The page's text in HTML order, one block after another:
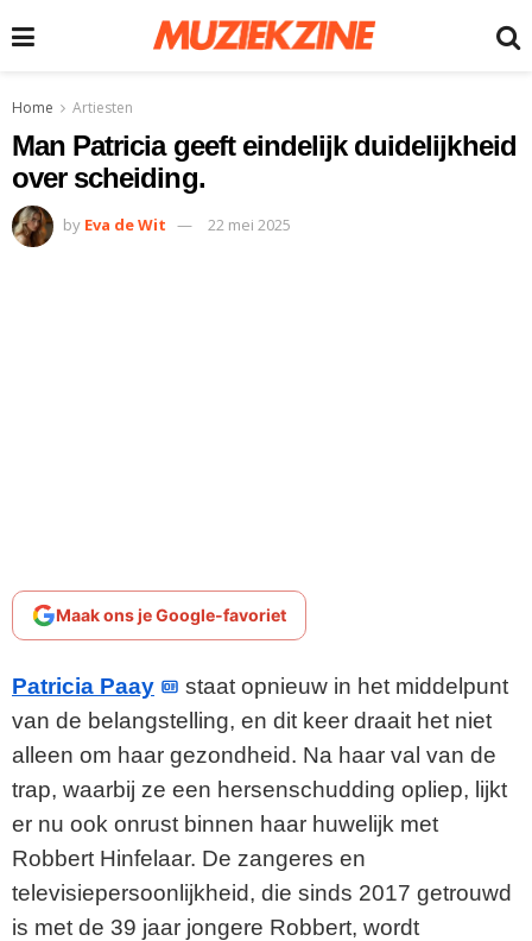
Home Artiesten
Man Patricia geeft eindelijk duidelijkheid
over scheiding.
by Eva de Wit 22 mei 2025
Maak ons je Google-favoriet
Patricia Paay
staat opnieuw in het middelpunt
van de belangstelling, en dit keer draait het niet
alleen om haar gezondheid. Na haar val van de
trap, waarbij ze een hersenschudding opliep, lijkt
er nu ook onrust binnen haar huwelijk met
Robbert Hinfelaar. De zangeres en
televisiepersoonlijkheid, die sinds 2017 getrouwd
is met de 39 jaar jongere Robbert, wordt